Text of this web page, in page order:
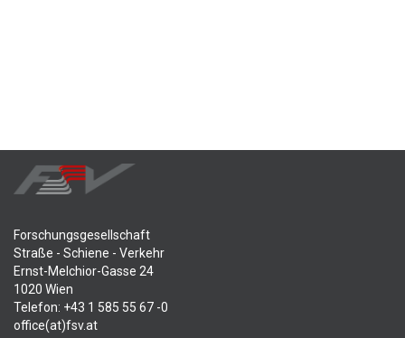
Forschungsgesellschaft
Straße - Schiene - Verkehr
Ernst-Melchior-Gasse 24
1020 Wien
Telefon: +43 1 585 55 67 -0
office(at)fsv.at